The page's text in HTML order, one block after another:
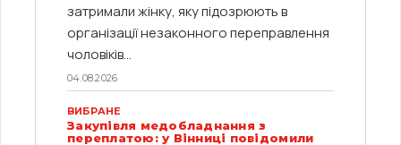
затримали жінку, яку підозрюють в
організації незаконного переправлення
чоловіків...
04.08.2026
ВИБРАНЕ
Закупівля медобладнання з
переплатою: у Вінниці повідомили